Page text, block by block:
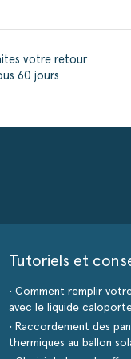
votre retour
60 jours
Tutoriels et
• Comment remplir
avec le liquide
• Raccordement des
thermiques au ballon